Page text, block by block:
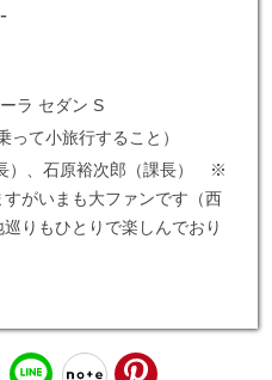
-
ラ セダン S
って小旅行すること）
）、石原裕次郎（課長） ※
すがいまも大ファンです（西
りもひとりで楽しんでおり